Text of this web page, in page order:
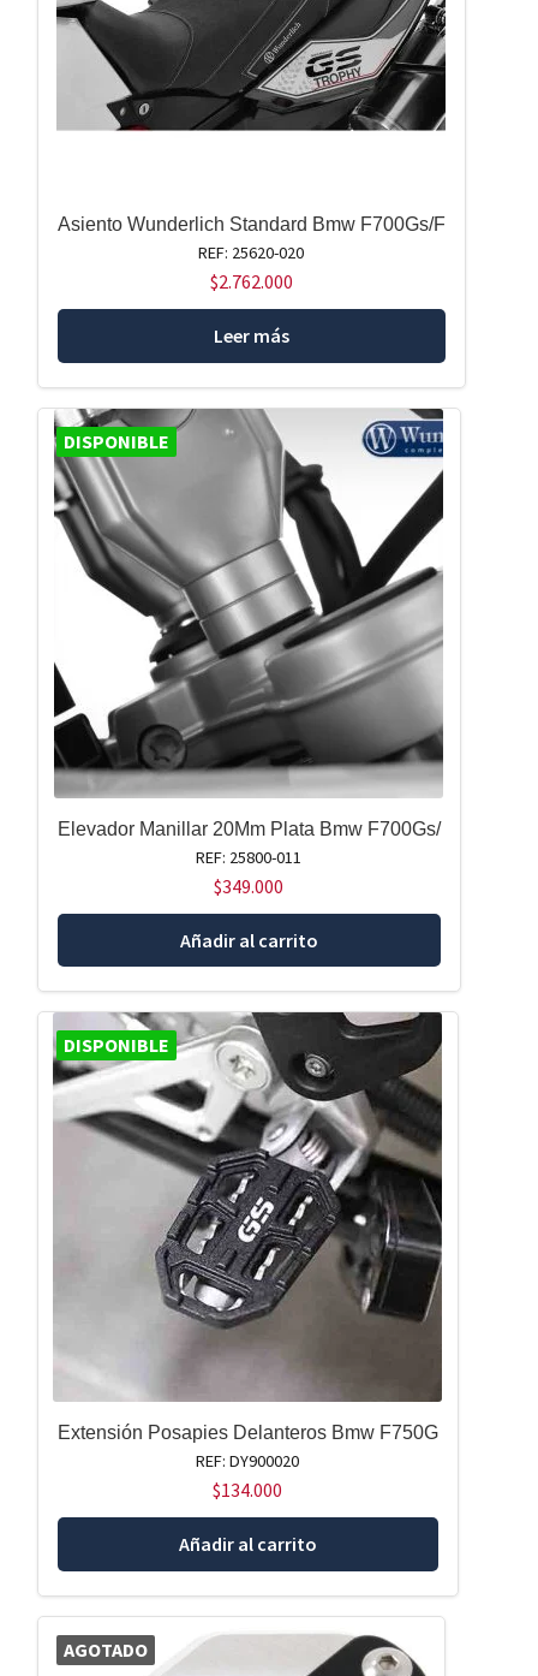
Asiento Wunderlich Standard Bmw F700Gs/F
REF: 25620-020
$2.762.000
Leer más
DISPONIBLE
Elevador Manillar 20Mm Plata Bmw F700Gs/
REF: 25800-011
$349.000
Añadir al carrito
DISPONIBLE
Extensión Posapies Delanteros Bmw F750G
REF: DY900020
$134.000
Añadir al carrito
AGOTADO